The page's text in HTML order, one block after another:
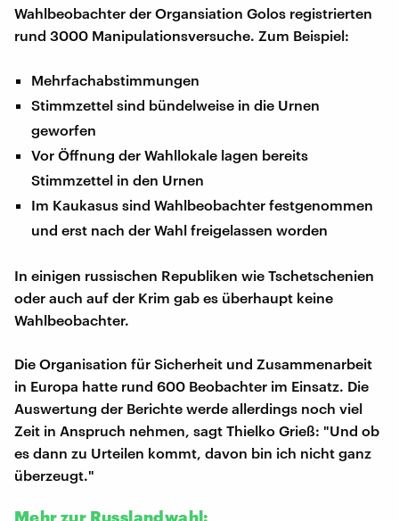
Wahlbeobachter der Organsiation Golos registrierten
rund 3000 Manipulationsversuche. Zum Beispiel:
Mehrfachabstimmungen
Stimmzettel sind bündelweise in die Urnen
geworfen
Vor Öffnung der Wahllokale lagen bereits
Stimmzettel in den Urnen
Im Kaukasus sind Wahlbeobachter festgenommen
und erst nach der Wahl freigelassen worden
In einigen russischen Republiken wie Tschetschenien
oder auch auf der Krim gab es überhaupt keine
Wahlbeobachter.
Die Organisation für Sicherheit und Zusammenarbeit
in Europa hatte rund 600 Beobachter im Einsatz. Die
Auswertung der Berichte werde allerdings noch viel
Zeit in Anspruch nehmen, sagt Thielko Grieß: "Und ob
es dann zu Urteilen kommt, davon bin ich nicht ganz
überzeugt."
Mehr zur Russlandwahl: